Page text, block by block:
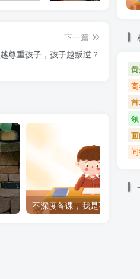
下一篇
越尊重孩子，孩子越叛逆？
不深度备课，我是不敢上课的